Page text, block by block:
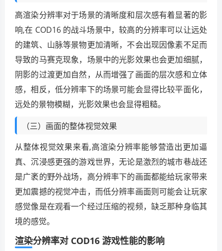
高渲染分辨率对于场景的清晰度和层次感有着显著的影
响,在 COD16 的战斗场景中，较高的分辨率可以让远处
的建筑、山脉等景物更加清晰，不会出现因像素不足而
导致的马赛克现象，场景中的光影效果也会更加细腻，
阴影的过渡更加自然，从而增强了画面的层次感和立体
感，相反，低分辨率下的场景可能会显得比较平面化，
远处的景物模糊，光影效果也会显得粗糙。
（三）画面的整体视觉效果
从整体视觉效果来看,高渲染分辨率能够营造出更加逼
真、沉浸感更强的游戏世界，无论是激烈的城市巷战还
是广袤的野外战场，高分辨率下的画面都能给玩家带来
更加震撼的视觉冲击，而低分辨率画面则可能会让玩家
感觉像是在观看一个经过压缩的视频，缺乏那种身临其
境的感觉。
渲染分辨率对 COD16 游戏性能的影响